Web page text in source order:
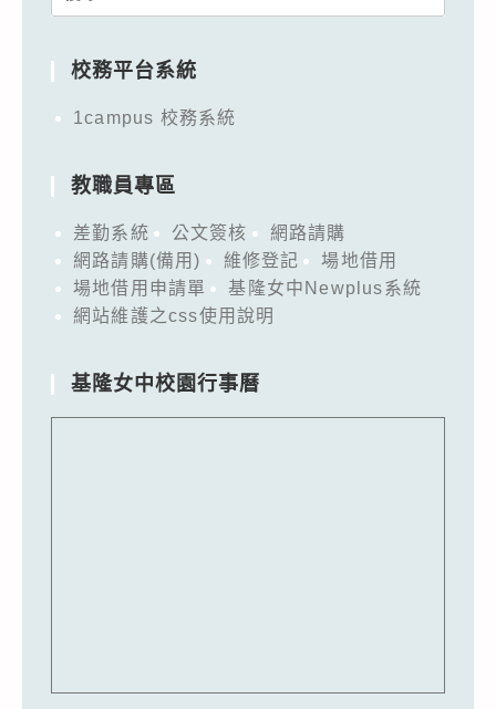
校務平台系統
1campus 校務系統
教職員專區
差勤系統 公文簽核
網路請購
網路請購(備用)
維修登記
場地借用
場地借用申請單
基隆女中Newplus系統
網站維護之css使用說明
基隆女中校園行事曆